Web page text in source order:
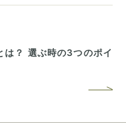
は？ 選ぶ時の3つのポイ